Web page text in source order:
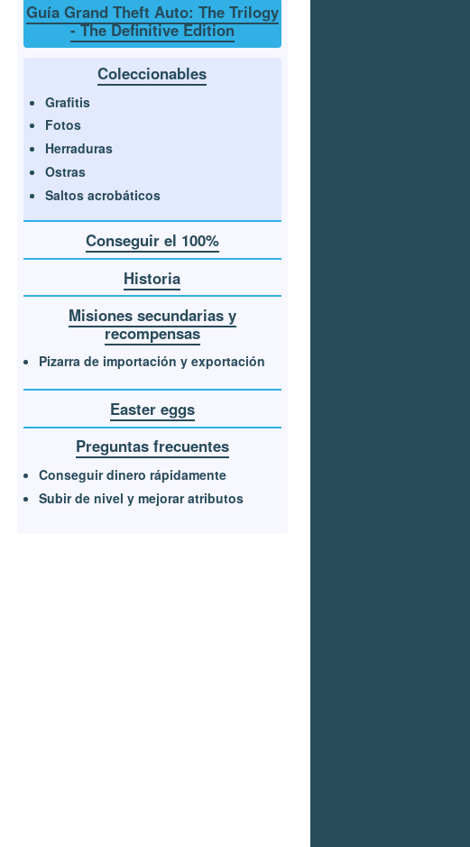
Guía Grand Theft Auto: The Trilogy
- The Definitive Edition
Coleccionables
Grafitis
Fotos
Herraduras
Ostras
Saltos acrobáticos
Conseguir el 100%
Historia
Misiones secundarias y
recompensas
Pizarra de importación y exportación
Easter eggs
Preguntas frecuentes
Conseguir dinero rápidamente
Subir de nivel y mejorar atributos